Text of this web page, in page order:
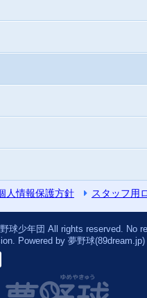
人情報保護方針 スタッフ用
球少年団 All rights reserved. No
Powered by 夢野球(89dream.jp)